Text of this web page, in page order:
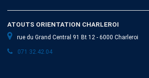
ATOUTS ORIENTATION CHARLEROI
rue du Grand Central 91 Bt 12 - 6000 Charleroi
071 32.42.04